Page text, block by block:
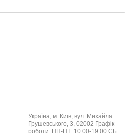
Україна, м. Київ, вул. Михайла
Грушевського, 3, 02002 Графік
роботи: ПН-ПТ: 10:00-19:00 СБ: